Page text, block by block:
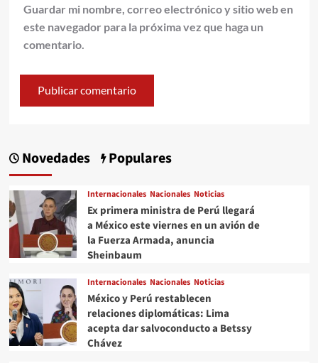
Guardar mi nombre, correo electrónico y sitio web en
este navegador para la próxima vez que haga un
comentario.
Novedades Populares
Internacionales Nacionales Noticias
Ex primera ministra de Perú llegará
a México este viernes en un avión de
la Fuerza Armada, anuncia
Sheinbaum
Internacionales Nacionales Noticias
México y Perú restablecen
relaciones diplomáticas: Lima
acepta dar salvoconducto a Betssy
Chávez